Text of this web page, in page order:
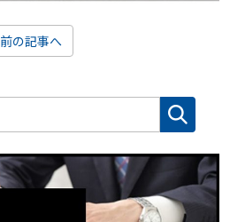
前の記事へ